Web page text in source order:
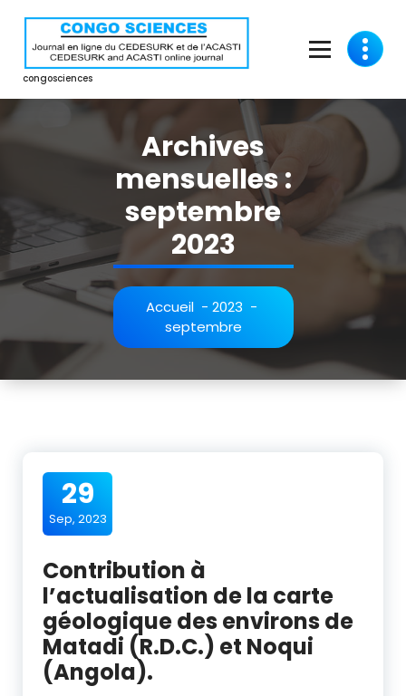
contenu
congosciences
Archives
mensuelles :
septembre
2023
Accueil- 2023 -
septembre
29
Sep, 2023
Contribution à
l’actualisation de la carte
géologique des environs de
Matadi (R.D.C.) et Noqui
(Angola).